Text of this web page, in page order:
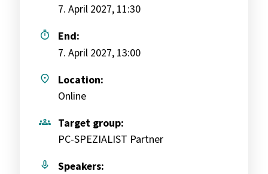
7. April 2027, 11:30
timer
End:
7. April 2027, 13:00
place
Location:
Online
groups Target group:
PC-SPEZIALIST Partner
mic
Speakers: